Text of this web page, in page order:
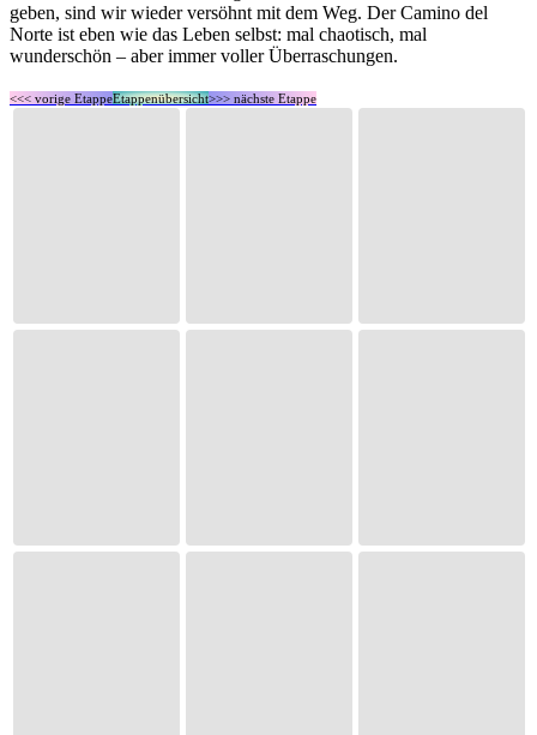
geben, sind wir wieder versöhnt mit dem Weg. Der Camino del
Norte ist eben wie das Leben selbst: mal chaotisch, mal
wunderschön – aber immer voller Überraschungen.
<<< vorige EtappeEtappenübersicht>>> nächste Etappe